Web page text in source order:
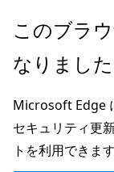
メ
ン
ン
テ
ン
ペ
ジ
ナ
ビ
ゲ
このブラ
なりました
Microsoft Edge
セキュリティ更
トを利用できます